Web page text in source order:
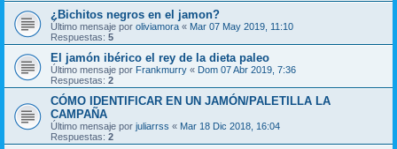
¿Bichitos negros en el jamon?
Último mensaje por oliviamora « Mar 07 May 2019, 11:10
Respuestas: 5
El jamón ibérico el rey de la dieta paleo
Último mensaje por Frankmurry « Dom 07 Abr 2019, 7:36
Respuestas: 2
CÓMO IDENTIFICAR EN UN JAMÓN/PALETILLA LA
CAMPAÑA
Último mensaje por juliarrss « Mar 18 Dic 2018, 16:04
Respuestas: 2